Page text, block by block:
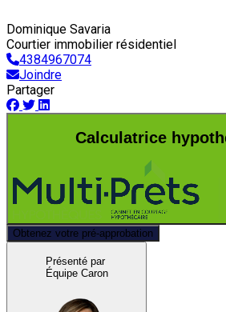
Dominique Savaria
Courtier immobilier résidentiel
4384967074
Joindre
Partager
Calculatrice
Obtenez votre pré-approbation
Présenté par
Équipe Caron